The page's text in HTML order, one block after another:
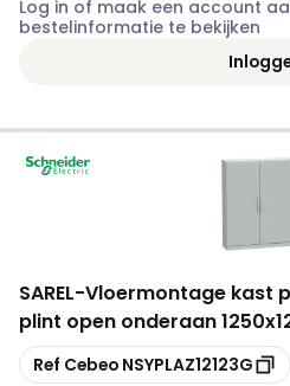
Log in of maak een account
bestelinformatie te bekijken
SAREL-Vloermontage kast
plint open onderaan
Kopiëren
Ref Cebeo NSYPLAZ12123G